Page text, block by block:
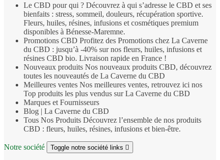
Le CBD pour qui ? Découvrez à qui s’adresse le CBD et ses
bienfaits : stress, sommeil, douleurs, récupération sportive.
Fleurs, huiles, résines, infusions et cosmétiques premium
disponibles à Bénesse‑Maremne.
Promotions CBD Profitez des Promotions chez La Caverne
du CBD : jusqu’à -40% sur nos fleurs, huiles, infusions et
résines CBD bio. Livraison rapide en France !
Nouveaux produits Nos nouveaux produits CBD, découvrez
toutes les nouveautés de La Caverne du CBD
Meilleures ventes Nos meilleures ventes, retrouvez ici nos
Top produits les plus vendus sur La Caverne du CBD
Marques et Fournisseurs
Blog | La Caverne du CBD
Tous Nos Produits Découvrez l’ensemble de nos produits
CBD : fleurs, huiles, résines, infusions et bien‑être.
Notre société Toggle notre société links 